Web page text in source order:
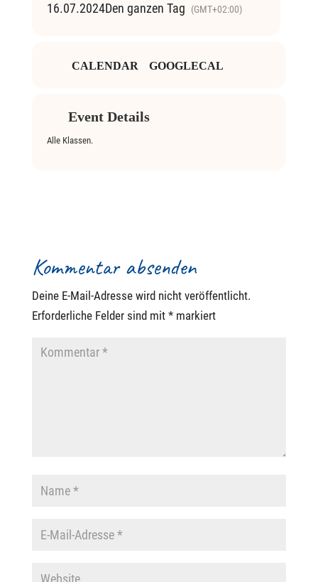
16.07.2024Den ganzen Tag (GMT+02:00)
CALENDAR GOOGLECAL
Event Details
Alle Klassen.
Kommentar absenden
Deine E-Mail-Adresse wird nicht veröffentlicht.
Erforderliche Felder sind mit *markiert